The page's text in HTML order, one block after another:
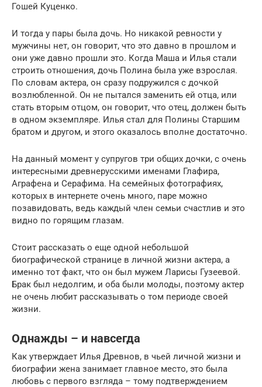
Гошей Куценко.
И тогда у пары была дочь. Но никакой ревности у
мужчины нет, он говорит, что это давно в прошлом и
они уже давно прошли это. Когда Маша и Илья стали
строить отношения, дочь Полина была уже взрослая.
По словам актера, он сразу подружился с дочкой
возлюбленной. Он не пытался заменить ей отца, или
стать вторым отцом, он говорит, что отец, должен быть
в одном экземпляре. Илья стал для Полины Старшим
братом и другом, и этого оказалось вполне достаточно.
На данный момент у супругов три общих дочки, с очень
интересными древнерусскими именами Глафира,
Аграфена и Серафима. На семейных фотографиях,
которых в интернете очень много, паре можно
позавидовать, ведь каждый член семьи счастлив и это
видно по горящим глазам.
Стоит рассказать о еще одной небольшой
биографической странице в личной жизни актера, а
именно тот факт, что он был мужем Ларисы Гузеевой.
Брак был недолгим, и оба были молоды, поэтому актер
не очень любит рассказывать о том периоде своей
жизни.
Однажды – и навсегда
Как утверждает Илья Древнов, в чьей личной жизни и
биографии жена занимает главное место, это была
любовь с первого взгляда – тому подтверждением